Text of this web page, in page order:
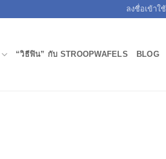
ลงชื่อเข้าใช้
“วิธีฟิน” กับ STROOPWAFELS BLOG